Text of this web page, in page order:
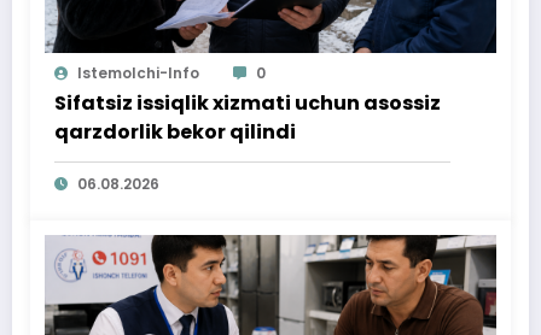
Istemolchi-Info 0
Sifatsiz issiqlik xizmati uchun asossiz
qarzdorlik bekor qilindi
06.08.2026